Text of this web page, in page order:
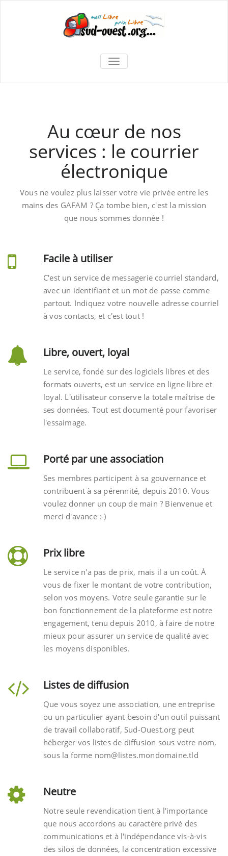
TOGGLE
NAVIGATION
Au cœur de nos
services : le courrier
électronique
Vous ne voulez plus laisser votre vie privée entre les
mains des GAFAM ? Ça tombe bien, c'est la mission
que nous sommes donnée !
Facile à utiliser
C'est un service de messagerie courriel standard,
avec un identifiant et un mot de passe comme
partout. Indiquez votre nouvelle adresse courriel
à vos contacts, et c'est tout !
Libre, ouvert, loyal
Le service, fondé sur des logiciels libres et des
formats ouverts, est un service en ligne libre et
loyal. L'utilisateur conserve la totale maîtrise de
ses données. Tout est documenté pour favoriser
l'essaimage.
Porté par une association
Ses membres participent à sa gouvernance et
contribuent à sa pérennité, depuis 2010. Vous
voulez donner un coup de main ? Bienvenue et
merci d'avance :-)
Prix libre
Le service n'a pas de prix, mais il a un coût. À
vous de fixer le montant de votre contribution,
selon vos moyens. Votre seule garantie sur le
bon fonctionnement de la plateforme est notre
engagement, tenu depuis 2010, à faire de notre
mieux pour assurer un service de qualité avec
les moyens disponibles.
Listes de diffusion
Que vous soyez une association, une entreprise
ou un particulier ayant besoin d'un outil puissant
de travail collaboratif, Sud-Ouest.org peut
héberger vos listes de diffusion sous votre nom,
sous la forme nom@listes.mondomaine.tld
Neutre
Notre seule revendication tient à l'importance
que nous accordons au caractère privé des
communications et à l'indépendance vis-à-vis
des silos de données, la concentration excessive